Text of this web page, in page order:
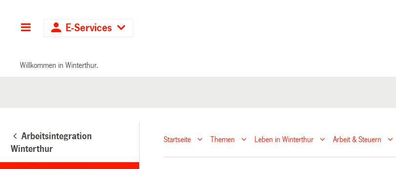
Hauptnavigation
E-Services
Willkommen in Winterthur.
Arbeitsintegration
Winterthur
Startseite Themen Leben in Winterthur Arbeit & Steuern